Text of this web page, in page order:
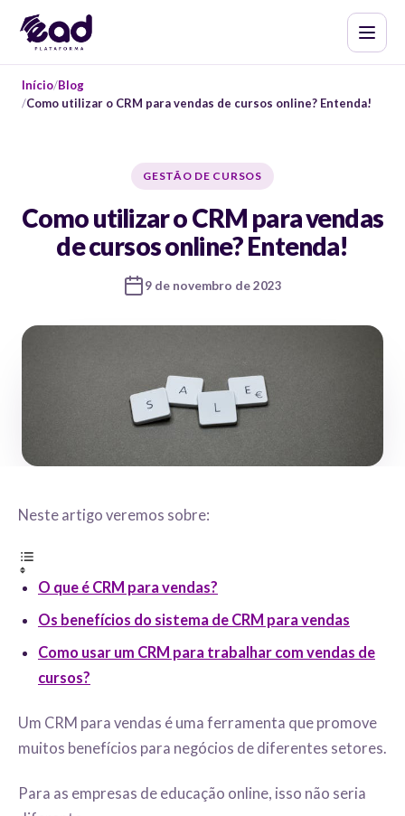
Início Blog
Como utilizar o CRM para vendas de cursos online? Entenda!
GESTÃO DE CURSOS
Como utilizar o CRM para vendas
de cursos online? Entenda!
9 de novembro de 2023
Neste artigo veremos sobre:
O que é CRM para vendas?
Os benefícios do sistema de CRM para vendas
Como usar um CRM para trabalhar com vendas de
cursos?
Um CRM para vendas é uma ferramenta que promove
muitos benefícios para negócios de diferentes setores.
Para as empresas de educação online, isso não seria